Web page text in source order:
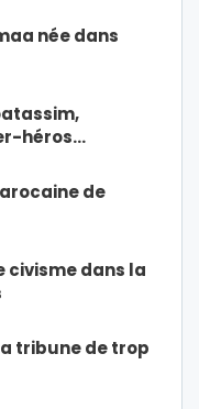
née dans
héros…
de
civisme dans la
tribune de trop